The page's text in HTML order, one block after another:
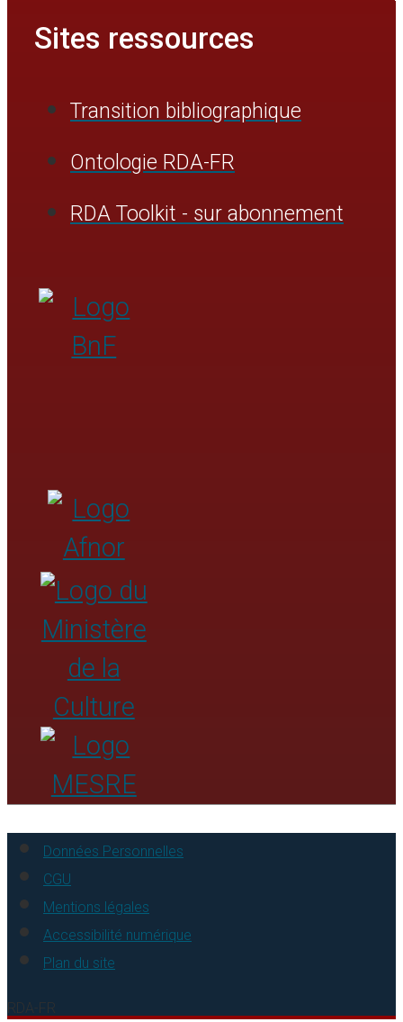
Sites ressources
Transition bibliographique
Ontologie RDA-FR
RDA Toolkit - sur abonnement
Données Personnelles
CGU
Mentions légales
Accessibilité numérique
Plan du site
RDA-FR